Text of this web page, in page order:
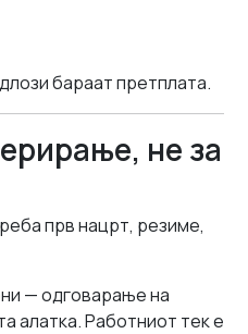
бараат претплата.
не за
прв нацрт, резиме,
— одговарање на
алатка. Работниот тек е